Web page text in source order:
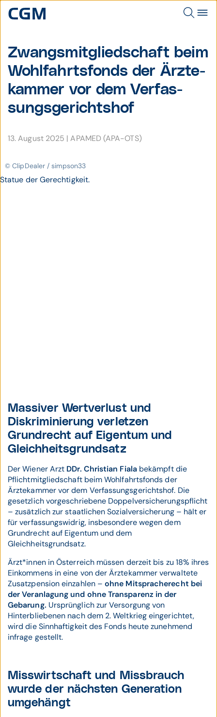
Zwangsmit­gliedschaft beim
Wohl­fahrts­fonds der Ärzte­
kammer vor dem Verfas­
sungs­gerichts­hof
13. August 2025 |APAMED (APA-OTS)
© ClipDealer / simpson33
Statue der Gerechtigkeit.
Massiver Wertverlust und
Diskriminierung verletzen
Grundrecht auf Eigentum und
Gleichheitsgrundsatz
Der Wiener Arzt DDr. Christian Fialabekämpft die
Pflichtmitgliedschaft beim Wohlfahrtsfonds der
Ärztekammer vor dem Verfassungsgerichtshof. Die
gesetzlich vorgeschriebene Doppelversicherungspflicht
– zusätzlich zur staatlichen Sozialversicherung – hält er
für verfassungswidrig, insbesondere wegen dem
Grundrecht auf Eigentum und dem
Gleichheitsgrundsatz.
Ärzt*innen in Österreich müssen derzeit bis zu 18% ihres
Einkommens in eine von der Ärztekammer verwaltete
Zusatzpension einzahlen –ohne Mitspracherecht bei
der Veranlagung und ohne Transparenz in der
Gebarung. Ursprünglich zur Versorgung von
Hinterbliebenen nach dem 2. Weltkrieg eingerichtet,
wird die Sinnhaftigkeit des Fonds heute zunehmend
infrage gestellt.
Misswirtschaft und Missbrauch
wurde der nächsten Generation
umgehängt